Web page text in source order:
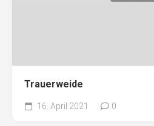
Trauerweide
16. April 2021 0